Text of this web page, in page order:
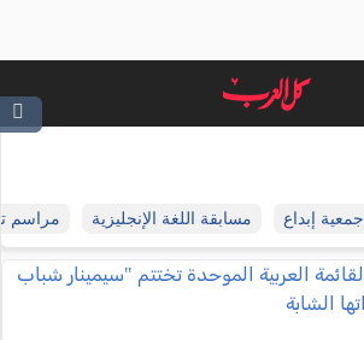
جمعية إبداع مسابقة اللغة الإنجليزية مراسم